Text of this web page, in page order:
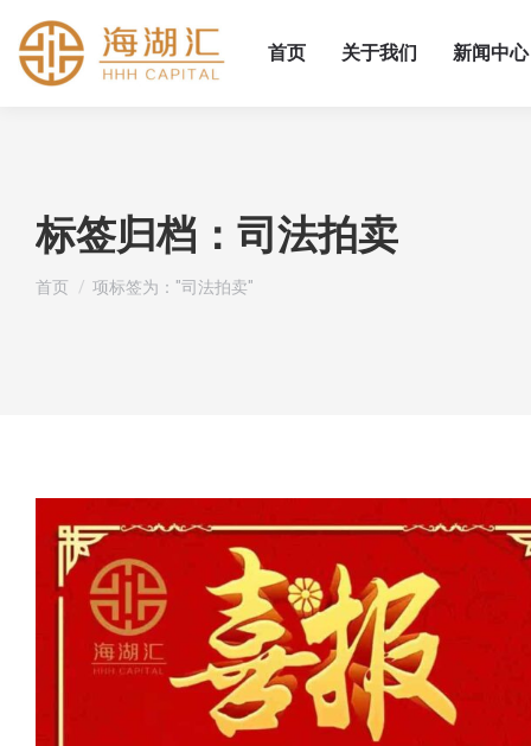
首页 关于我们 新闻中心
标签归档： 司法拍卖
您在这里：
首页 项标签为："司法拍卖"